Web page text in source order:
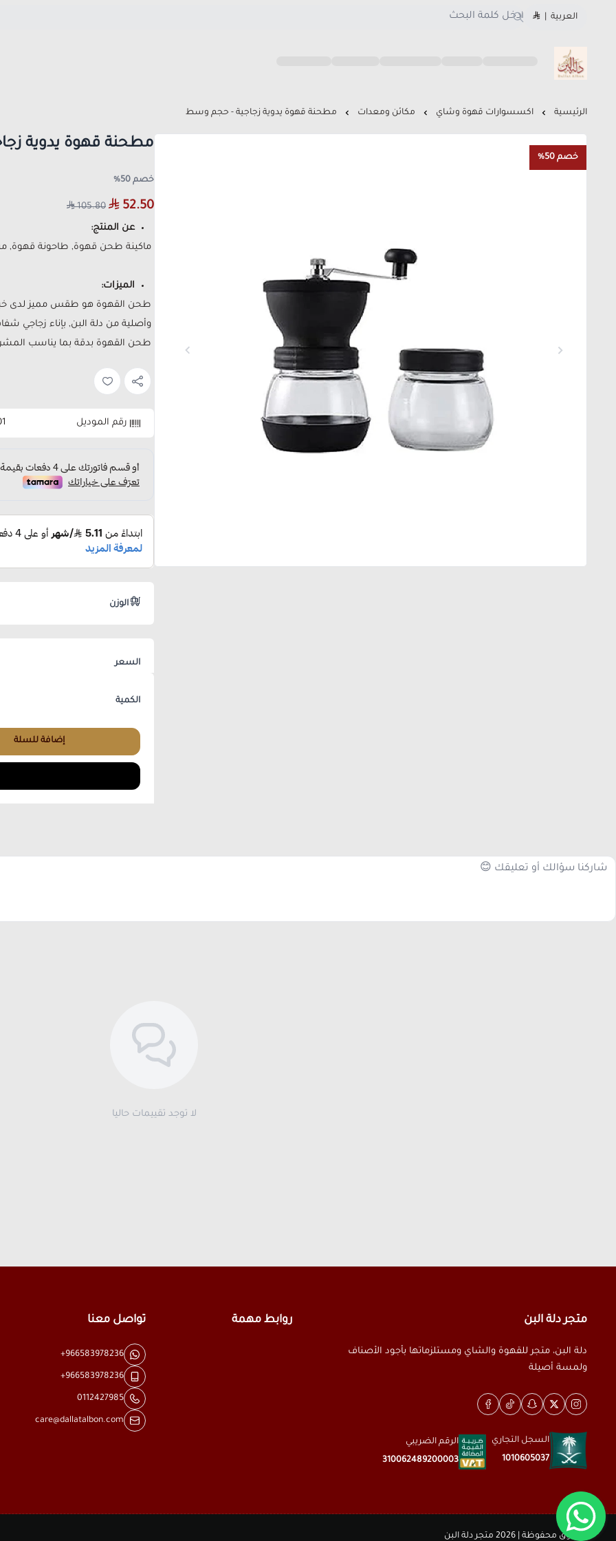
العربية
متجر دلة البن
الرئيسية اكسسوارات قهوة وشاي مكائن ومعدات مطحنة قهوة يدوية زجاجية - حجم وسط
خصم 50%
مطحنة قهوة يدوية
خصم 50%
52.50
105.80
عن المنتج:
ماكينة طحن قهوة, طاحونة قهوة,
الميزات:
طحن القهوة هو طقس مميز لدى
وأصلية من دلة البن, بإناء
طحن القهوة بدقة بما يناسب
رقم الموديل
الوزن
السعر
الكمية
إضافة للسلة
لا توجد تقييمات حاليا
متجر دلة البن
دلة البن، متجر للقهوة والشاي ومستلزماتها بأجود الأصناف
ولمسة أصيلة
السجل التجاري
1010605037
الرقم الضريبي
310062489200003
روابط مهمة تواصل معنا
+966583978236
+966583978236
0112427985
care@dallatalbon.com
الحقوق محفوظة | 2026 متجر دلة البن